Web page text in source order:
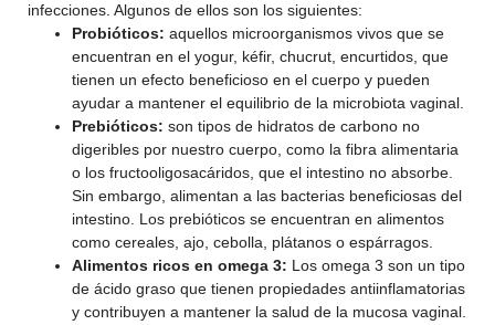
infecciones. Algunos de ellos son los siguientes:
Probióticos: aquellos microorganismos vivos que se
encuentran en el yogur, kéfir, chucrut, encurtidos, que
tienen un efecto beneficioso en el cuerpo y pueden
ayudar a mantener el equilibrio de la microbiota vaginal.
Prebióticos: son tipos de hidratos de carbono no
digeribles por nuestro cuerpo, como la fibra alimentaria
o los fructooligosacáridos, que el intestino no absorbe.
Sin embargo, alimentan a las bacterias beneficiosas del
intestino. Los prebióticos se encuentran en alimentos
como cereales, ajo, cebolla, plátanos o espárragos.
Alimentos ricos en omega 3: Los omega 3 son un tipo
de ácido graso que tienen propiedades antiinflamatorias
y contribuyen a mantener la salud de la mucosa vaginal.